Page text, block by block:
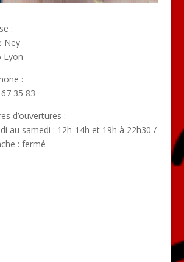
:
Ney
Lyon
:
35 83
d’ouvertures :
au samedi : 12h-14h et 19h à 22h30 /
: fermé